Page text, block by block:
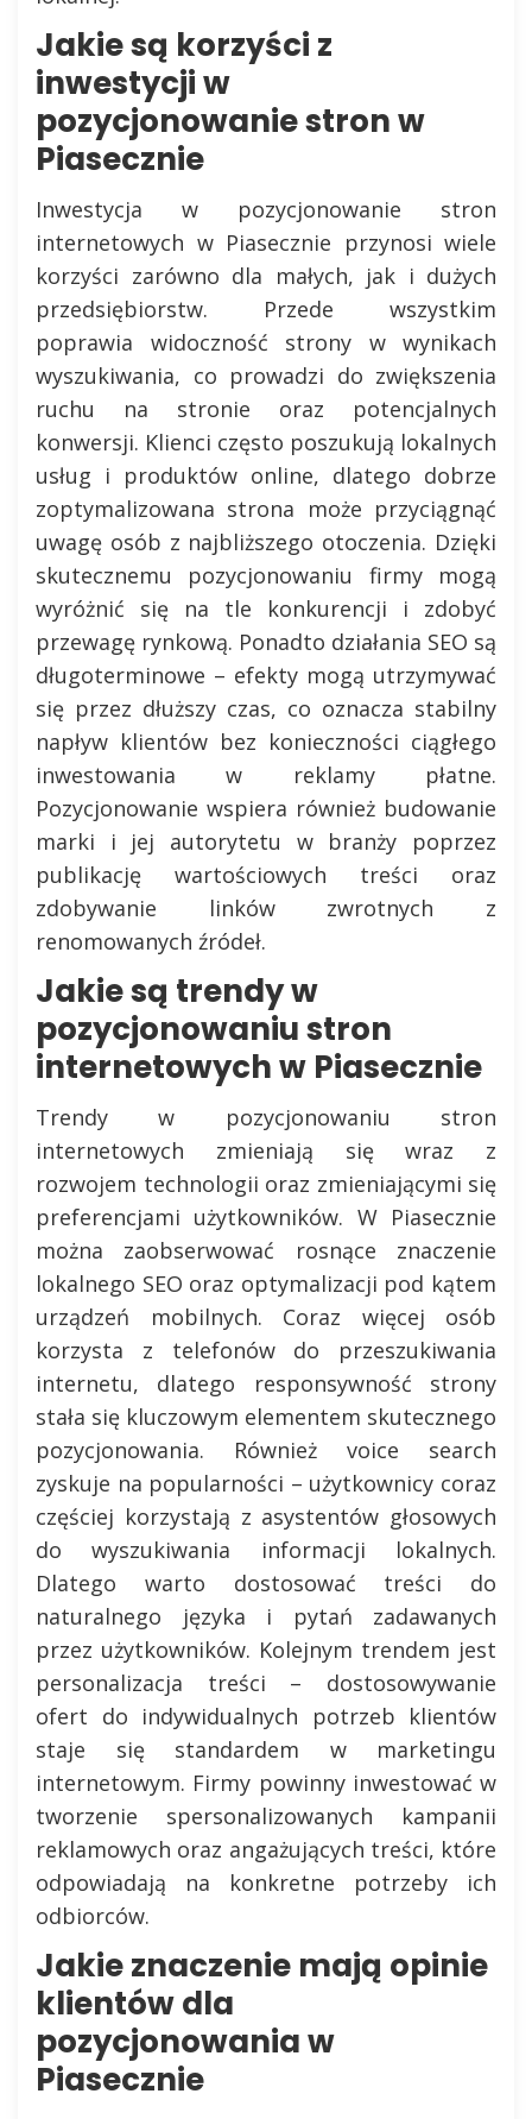
Jakie są korzyści z
inwestycji w
pozycjonowanie stron w
Piasecznie
Inwestycja w pozycjonowanie stron
internetowych w Piasecznie przynosi wiele
korzyści zarówno dla małych, jak i dużych
przedsiębiorstw. Przede wszystkim
poprawia widoczność strony w wynikach
wyszukiwania, co prowadzi do zwiększenia
ruchu na stronie oraz potencjalnych
konwersji. Klienci często poszukują lokalnych
usług i produktów online, dlatego dobrze
zoptymalizowana strona może przyciągnąć
uwagę osób z najbliższego otoczenia. Dzięki
skutecznemu pozycjonowaniu firmy mogą
wyróżnić się na tle konkurencji i zdobyć
przewagę rynkową. Ponadto działania SEO są
długoterminowe – efekty mogą utrzymywać
się przez dłuższy czas, co oznacza stabilny
napływ klientów bez konieczności ciągłego
inwestowania w reklamy płatne.
Pozycjonowanie wspiera również budowanie
marki i jej autorytetu w branży poprzez
publikację wartościowych treści oraz
zdobywanie linków zwrotnych z
renomowanych źródeł.
Jakie są trendy w
pozycjonowaniu stron
internetowych w Piasecznie
Trendy w pozycjonowaniu stron
internetowych zmieniają się wraz z
rozwojem technologii oraz zmieniającymi się
preferencjami użytkowników. W Piasecznie
można zaobserwować rosnące znaczenie
lokalnego SEO oraz optymalizacji pod kątem
urządzeń mobilnych. Coraz więcej osób
korzysta z telefonów do przeszukiwania
internetu, dlatego responsywność strony
stała się kluczowym elementem skutecznego
pozycjonowania. Również voice search
zyskuje na popularności – użytkownicy coraz
częściej korzystają z asystentów głosowych
do wyszukiwania informacji lokalnych.
Dlatego warto dostosować treści do
naturalnego języka i pytań zadawanych
przez użytkowników. Kolejnym trendem jest
personalizacja treści – dostosowywanie
ofert do indywidualnych potrzeb klientów
staje się standardem w marketingu
internetowym. Firmy powinny inwestować w
tworzenie spersonalizowanych kampanii
reklamowych oraz angażujących treści, które
odpowiadają na konkretne potrzeby ich
odbiorców.
Jakie znaczenie mają opinie
klientów dla
pozycjonowania w
Piasecznie